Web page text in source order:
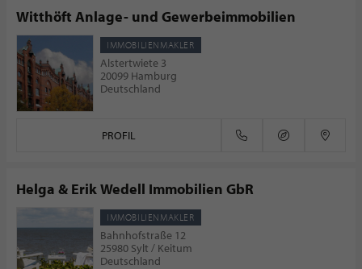
Witthöft Anlage- und Gewerbeimmobilien
IMMOBILIENMAKLER
Alstertwiete 3
20099 Hamburg
Deutschland
PROFIL
Helga & Erik Wedell Immobilien GbR
IMMOBILIENMAKLER
Bahnhofstraße 12
25980 Sylt / Keitum
Deutschland